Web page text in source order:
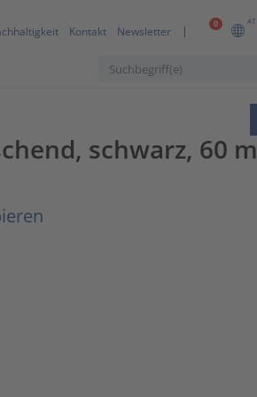
0 AT
Kontakt Newsletter
schwarz, 60 m